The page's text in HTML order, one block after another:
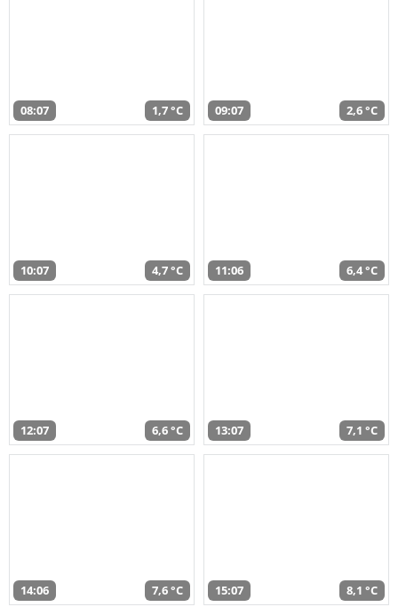
08:07 1,7 °C 09:07 2,6 °C
10:07 4,7 °C 11:06 6,4 °C
12:07 6,6 °C 13:07 7,1 °C
14:06 7,6 °C 15:07 8,1 °C